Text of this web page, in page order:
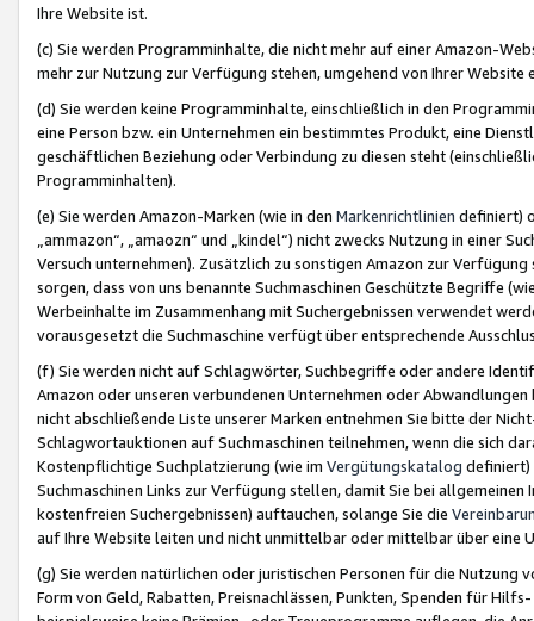
Ihre Website ist.
(c) Sie werden Programminhalte, die nicht mehr auf einer Amazon-
mehr zur Nutzung zur Verfügung stehen, umgehend von Ihrer
(d) Sie werden keine Programminhalte, einschließlich in den
eine Person bzw. ein Unternehmen ein bestimmtes Produkt, eine
geschäftlichen Beziehung oder Verbindung zu diesen steht
Programminhalten).
(e) Sie werden Amazon-Marken (wie in den Markenrichtlinien definiert)
„ammazon“, „amaozn“ und „kindel“) nicht zwecks Nutzung in einer
Versuch unternehmen). Zusätzlich zu sonstigen Amazon zur
sorgen, dass von uns benannte Suchmaschinen Geschützte Begriffe
Werbeinhalte im Zusammenhang mit Suchergebnissen verwendet
vorausgesetzt die Suchmaschine verfügt über entsprechende
(f) Sie werden nicht auf Schlagwörter, Suchbegriffe oder andere
Amazon oder unseren verbundenen Unternehmen oder
nicht abschließende Liste unserer Marken entnehmen Sie bitte der
Schlagwortauktionen auf Suchmaschinen teilnehmen, wenn die sich
Kostenpflichtige Suchplatzierung (wie im Vergütungskatalog definiert)
Suchmaschinen Links zur Verfügung stellen, damit Sie bei
kostenfreien Suchergebnissen) auftauchen, solange Sie die
auf Ihre Website leiten und nicht unmittelbar oder mittelbar über eine
(g) Sie werden natürlichen oder juristischen Personen für die Nutzung
Form von Geld, Rabatten, Preisnachlässen, Punkten, Spenden für